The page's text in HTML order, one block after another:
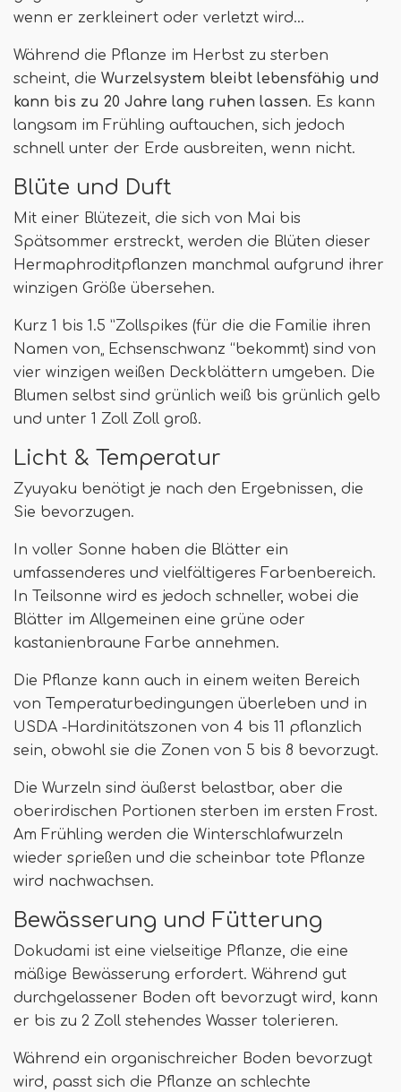
wenn er zerkleinert oder verletzt wird…
Während die Pflanze im Herbst zu sterben
scheint, die Wurzelsystem bleibt lebensfähig und
kann bis zu 20 Jahre lang ruhen lassen. Es kann
langsam im Frühling auftauchen, sich jedoch
schnell unter der Erde ausbreiten, wenn nicht.
Blüte und Duft
Mit einer Blütezeit, die sich von Mai bis
Spätsommer erstreckt, werden die Blüten dieser
Hermaphroditpflanzen manchmal aufgrund ihrer
winzigen Größe übersehen.
Kurz 1 bis 1.5 ”Zollspikes (für die die Familie ihren
Namen von„ Echsenschwanz “bekommt) sind von
vier winzigen weißen Deckblättern umgeben. Die
Blumen selbst sind grünlich weiß bis grünlich gelb
und unter 1 Zoll Zoll groß.
Licht & Temperatur
Zyuyaku benötigt je nach den Ergebnissen, die
Sie bevorzugen.
In voller Sonne haben die Blätter ein
umfassenderes und vielfältigeres Farbenbereich.
In Teilsonne wird es jedoch schneller, wobei die
Blätter im Allgemeinen eine grüne oder
kastanienbraune Farbe annehmen.
Die Pflanze kann auch in einem weiten Bereich
von Temperaturbedingungen überleben und in
USDA -Hardinitätszonen von 4 bis 11 pflanzlich
sein, obwohl sie die Zonen von 5 bis 8 bevorzugt.
Die Wurzeln sind äußerst belastbar, aber die
oberirdischen Portionen sterben im ersten Frost.
Am Frühling werden die Winterschlafwurzeln
wieder sprießen und die scheinbar tote Pflanze
wird nachwachsen.
Bewässerung und Fütterung
Dokudami ist eine vielseitige Pflanze, die eine
mäßige Bewässerung erfordert. Während gut
durchgelassener Boden oft bevorzugt wird, kann
er bis zu 2 Zoll stehendes Wasser tolerieren.
Während ein organischreicher Boden bevorzugt
wird, passt sich die Pflanze an schlechte